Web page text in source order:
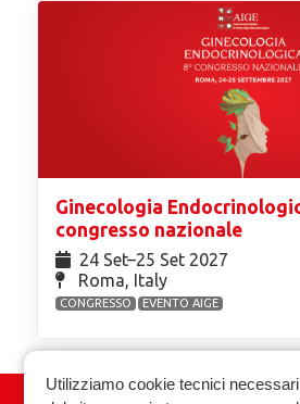
Ginecologia
congresso nazionale
24 Set⁠–25 Set 2027
Roma, Italy
CONGRESSO EVENTO AIGE
Utilizziamo cookie tecnici